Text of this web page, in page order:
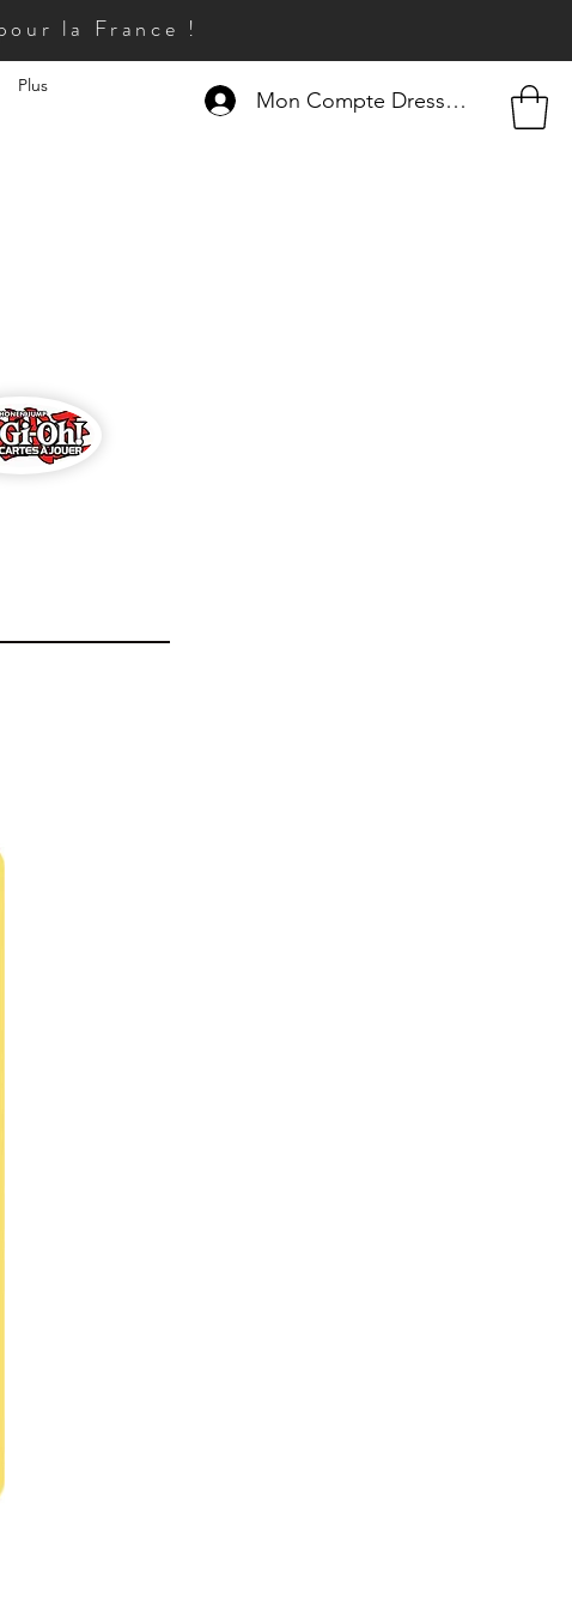
la France !
Plus
Mon Compte Dresseur